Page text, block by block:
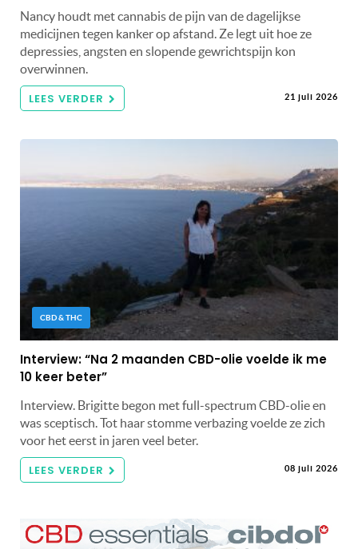
Nancy houdt met cannabis de pijn van de dagelijkse
medicijnen tegen kanker op afstand. Ze legt uit hoe ze
depressies, angsten en slopende gewrichtspijn kon
overwinnen.
LEES VERDER 21 juli 2026
CBD & THC
Interview: “Na 2 maanden CBD-olie voelde ik me
10 keer beter”
Interview. Brigitte begon met full-spectrum CBD-olie en
was sceptisch. Tot haar stomme verbazing voelde ze zich
voor het eerst in jaren veel beter.
LEES VERDER 08 juli 2026